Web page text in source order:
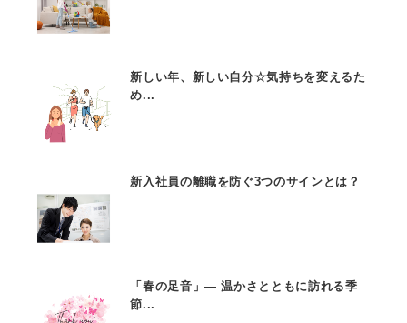
新しい年、新しい自分☆気持ちを変えるた
め...
新入社員の離職を防ぐ3つのサインとは？
「春の足音」— 温かさとともに訪れる季
節...